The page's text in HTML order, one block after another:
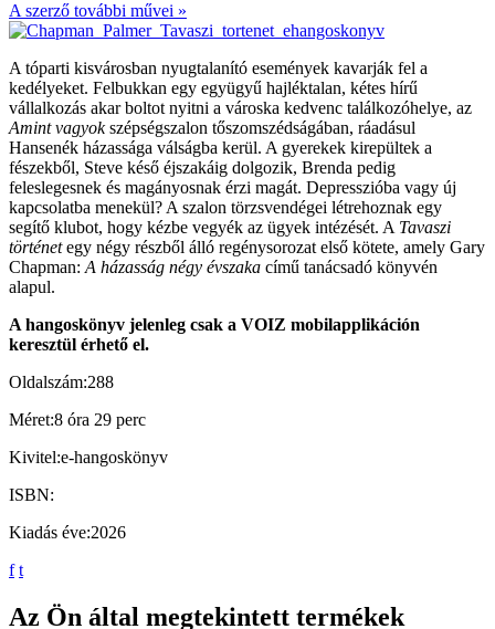
A szerző további művei »
A tóparti kisvárosban nyugtalanító események kavarják fel a
kedélyeket. Felbukkan egy együgyű hajléktalan, kétes hírű
vállalkozás akar boltot nyitni a városka kedvenc találkozóhelye, az
Amint vagyokszépségszalon tőszomszédságában, ráadásul
Hansenék házassága válságba kerül. A gyerekek kirepültek a
fészekből, Steve késő éjszakáig dolgozik, Brenda pedig
feleslegesnek és magányosnak érzi magát. Depresszióba vagy új
kapcsolatba menekül? A szalon törzsvendégei létrehoznak egy
segítő klubot, hogy kézbe vegyék az ügyek intézését. A Tavaszi
történetegy négy részből álló regénysorozat első kötete, amely Gary
Chapman:A házasság négy évszaka című tanácsadó könyvén
alapul.
A hangoskönyv jelenleg csak a VOIZ mobilapplikáción
keresztül érhető el.
Oldalszám:288
Méret:8 óra 29 perc
Kivitel:e-hangoskönyv
ISBN:
Kiadás éve:2026
f t
Az Ön által megtekintett termékek